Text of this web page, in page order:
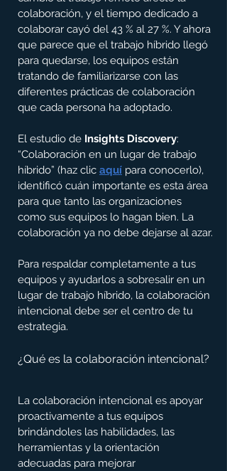
colaboración, y el tiempo dedicado a
colaborar cayó del 43 % al 27 %. Y ahora
que parece que el trabajo híbrido llegó
para quedarse, los equipos están
tratando de familiarizarse con las
diferentes prácticas de colaboración
que cada persona ha adoptado.
El estudio de Insights Discovery:
“Colaboración en un lugar de trabajo
híbrido” (haz clic aquí para conocerlo),
identificó cuán importante es esta área
para que tanto las organizaciones
como sus equipos lo hagan bien. La
colaboración ya no debe dejarse al azar.
Para respaldar completamente a tus
equipos y ayudarlos a sobresalir en un
lugar de trabajo híbrido, la colaboración
intencional debe ser el centro de tu
estrategia.
¿Qué es la colaboración intencional?
La colaboración intencional es apoyar
proactivamente a tus equipos
brindándoles las habilidades, las
herramientas y la orientación
adecuadas para mejorar